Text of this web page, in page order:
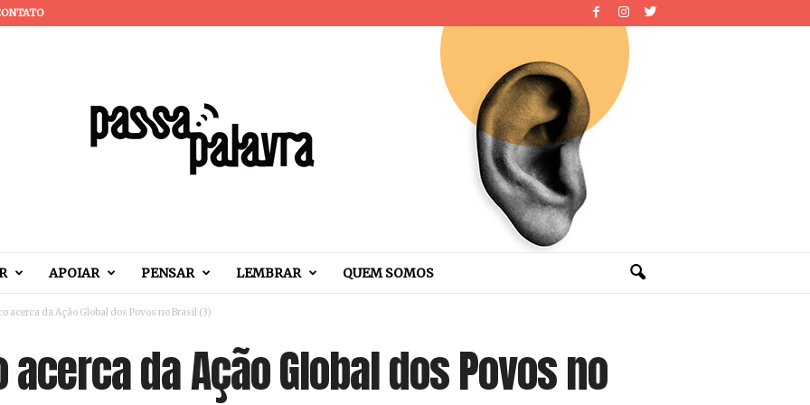
APOIAR PENSAR LEMBRAR QUEM SOMOS
acerca da Ação Global dos Povos no Brasil (3)
da Ação Global dos Povos no